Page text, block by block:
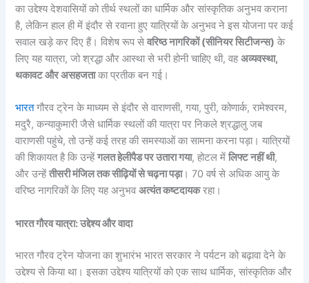
का उद्देश्य देशवासियों को तीर्थ स्थलों का धार्मिक और सांस्कृतिक अनुभव कराना
है, लेकिन हाल ही में इंदौर से रवाना हुए यात्रियों के अनुभव ने इस योजना पर कई
सवाल खड़े कर दिए हैं। विशेष रूप सेवरिष्ठ नागरिकों (सीनियर सिटीजन्स) के
लिए यह यात्रा, जो श्रद्धा और आस्था से भरी होनी चाहिए थी, वहअव्यवस्था,
थकावट और असहजताका प्रतीक बन गई।
भारतगौरव ट्रेन के माध्यम से इंदौर से वाराणसी, गया, पुरी, कोणार्क, रामेश्वरम,
मदुरै, कन्याकुमारी जैसे धार्मिक स्थलों की यात्रा पर निकले श्रद्धालु जब
वाराणसी पहुंचे, तो उन्हें कई तरह की समस्याओं का सामना करना पड़ा। यात्रियों
की शिकायत है कि उन्हेंगलत हेलीपैड पर उतारा गया, होटल मेंलिफ्ट नहीं थी,
और उन्हेंतीसरी मंजिल तक सीढ़ियों से चढ़ना पड़ा। 70 वर्ष से अधिक आयु के
वरिष्ठ नागरिकों के लिए यह अनुभवअत्यंत कष्टदायकरहा।
भारत गौरव यात्रा: उद्देश्य और वादा
भारत गौरव ट्रेन योजना का शुभारंभ भारत सरकार ने पर्यटन को बढ़ावा देने के
उद्देश्य से किया था। इसका उद्देश्य यात्रियों को एक साथ धार्मिक, सांस्कृतिक और